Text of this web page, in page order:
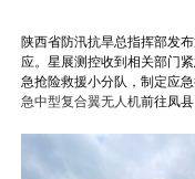
陕西省防汛抗旱总指挥部发布通知，2024年7月17日7时启动防汛Ⅳ级应急响
应。星展测控收到相关部门
急抢险救援小分队，制定应
急中型复合翼无人机前往凤